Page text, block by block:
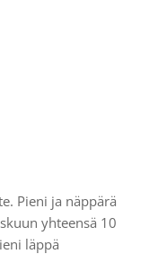
Pieni ja näppärä
yhteensä 10
läppä